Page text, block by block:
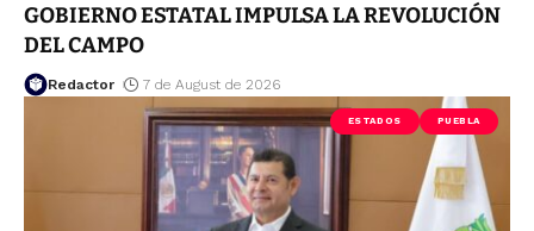
GOBIERNO ESTATAL IMPULSA LA REVOLUCIÓN
DEL CAMPO
Redactor 7 de August de 2026
ESTADOS PUEBLA